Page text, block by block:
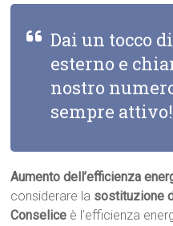
Dai un tocco
esterno e
nostro
sempre attivo!
Aumento dell’efficienza
considerare la sostituzione
Conselice è l’efficienza